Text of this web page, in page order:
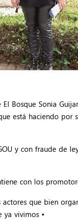
Bosque Sonia
está haciendo
y con fraude
con los
que bien
vivimos •